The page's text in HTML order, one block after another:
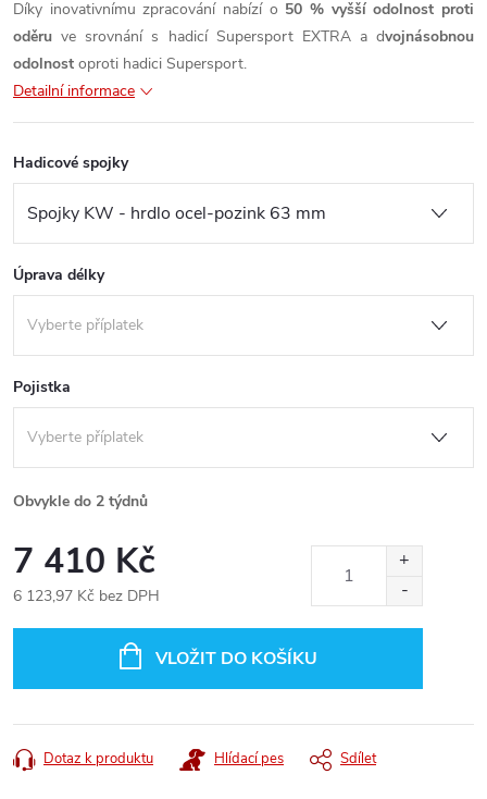
Díky inovativnímu zpracování nabízí o 50 % vyšší odolnost proti
oděru ve srovnání s hadicí Supersport EXTRA a dvojnásobnou
odolnost oproti hadici Supersport.
Detailní informace
Hadicové spojky
Úprava délky
Pojistka
Obvykle do 2 týdnů
7 410 Kč
6 123,97 Kč bez DPH
VLOŽIT DO KOŠÍKU
Dotaz k produktu Hlídací pes Sdílet